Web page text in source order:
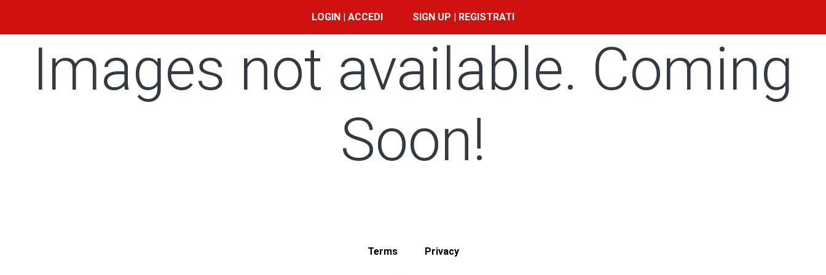
LOGIN | ACCEDI SIGN UP | REGISTRATI
Images not available. Coming
Soon!
Terms Privacy